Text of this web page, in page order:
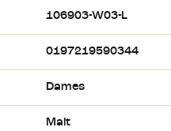
106903-W03-L
0197219590344
Dames
Malt